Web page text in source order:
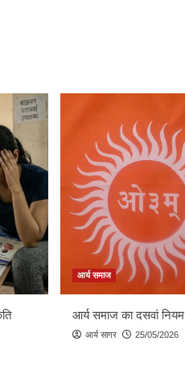
आर्य समाज
आर्य समाज का दसवां नियम
आर्य सागर 25/05/2026